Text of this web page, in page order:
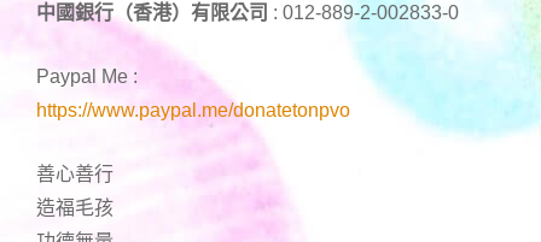
中國銀行（香港）有限公司 : 012-889-2-002833-0
Paypal Me :
https://www.paypal.me/donatetonpvo
善心善行
造福毛孩